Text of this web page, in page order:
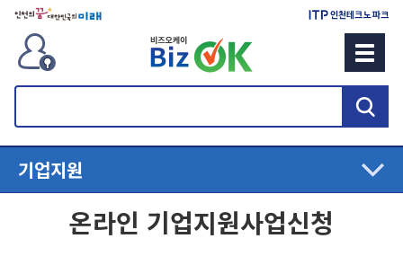
검
기업지원
온라인 기업지원사업신청